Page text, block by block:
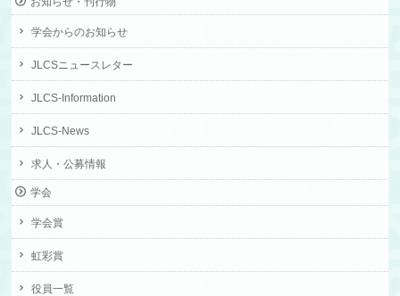
学会からのお知らせ
JLCSニュースレター
JLCS-Information
JLCS-News
求人・公募情報
学会
学会賞
虹彩賞
役員一覧